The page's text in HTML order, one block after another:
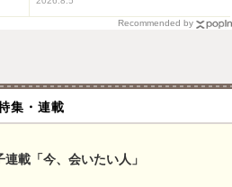
Recommended by
集・連載
載「今、会いたい人」